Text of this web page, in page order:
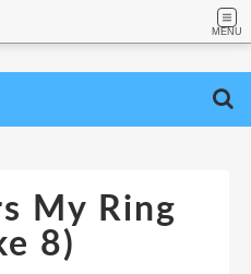
MENU
My Ring
8)